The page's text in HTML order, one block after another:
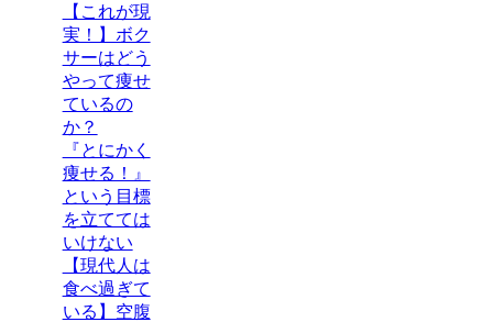
【これが現
実！】ボク
サーはどう
やって痩せ
ているの
か？
『とにかく
痩せる！』
という目標
を立てては
いけない
【現代人は
食べ過ぎて
いる】空腹